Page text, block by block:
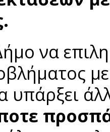
να
με
υπάρξει